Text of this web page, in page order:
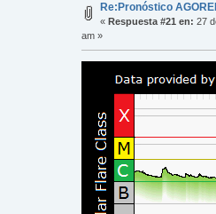
Re:Pronóstico
« Respuesta #21 en: 27
am »